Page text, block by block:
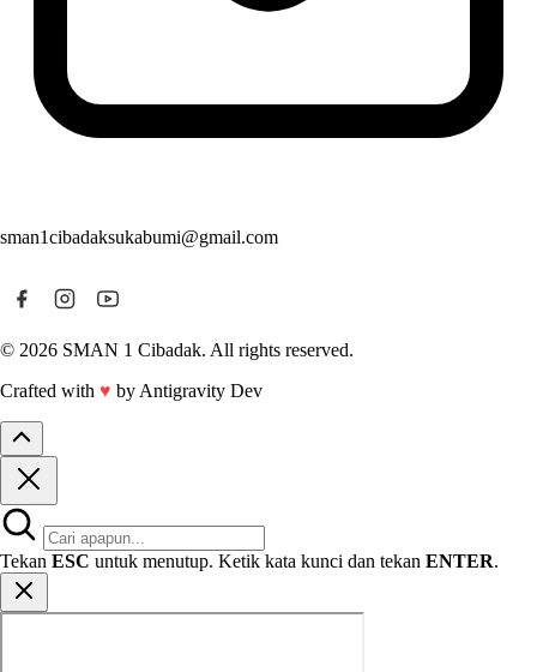
sman1cibadaksukabumi@gmail.com
© 2026 SMAN 1 Cibadak. All rights reserved.
Crafted with ♥ by Antigravity Dev
Tekan ESC untuk menutup. Ketik kata kunci dan tekan ENTER.